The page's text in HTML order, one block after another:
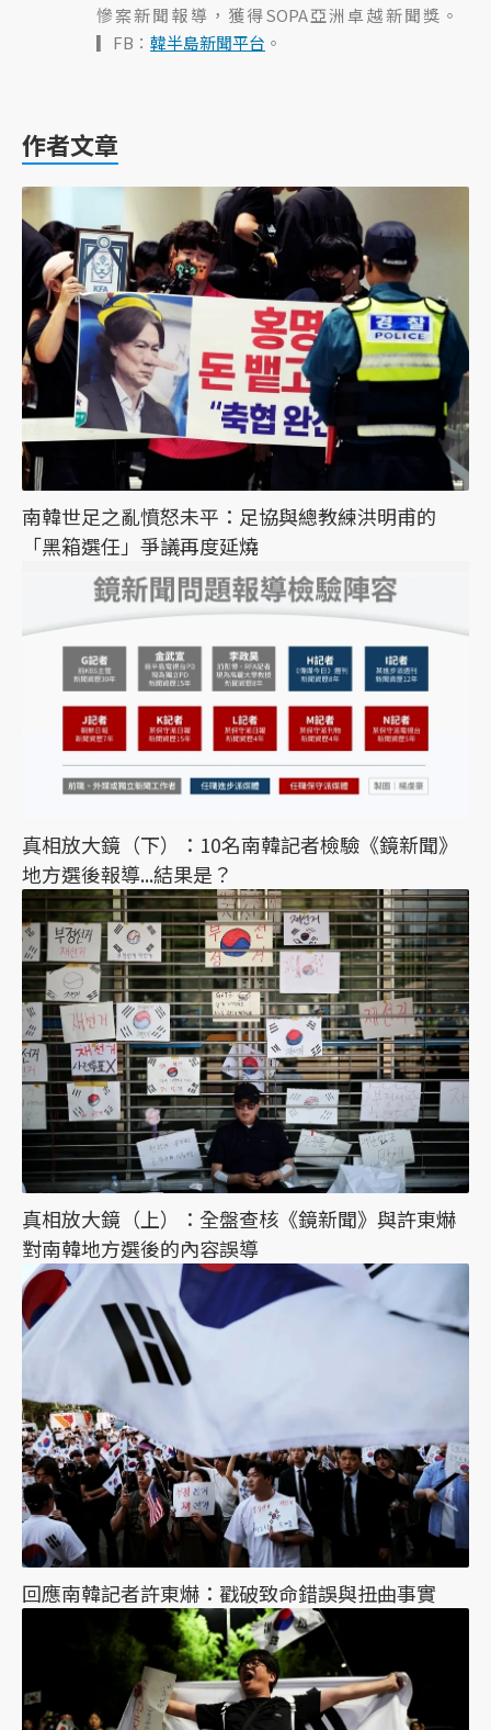
慘案新聞報導，獲得SOPA亞洲卓越新聞獎。
▎FB： 韓半島新聞平台 。
作者文章
南韓世足之亂憤怒未平：足協與總教練洪明甫的
「黑箱選任」爭議再度延燒
真相放大鏡（下）：10名南韓記者檢驗《鏡新聞》
地方選後報導...結果是？
真相放大鏡（上）：全盤查核《鏡新聞》與許東爀
對南韓地方選後的內容誤導
回應南韓記者許東爀：戳破致命錯誤與扭曲事實